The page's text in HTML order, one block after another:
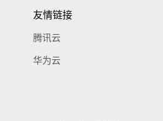
友情链接
腾讯云
华为云